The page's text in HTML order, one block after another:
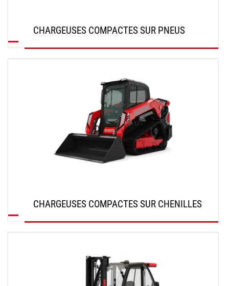
CHARGEUSES COMPACTES SUR PNEUS
CHARGEUSES COMPACTES SUR CHENILLES